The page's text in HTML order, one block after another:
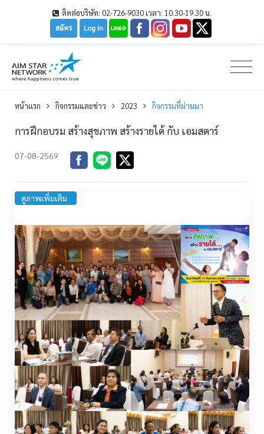
ติดต่อบริษัท: 02-726-9030 เวลา: 10.30-19.30 น.
Log in
สมัคร
หน้าเเรก กิจกรรมและข่าว 2023 กิจกรรมที่ผ่านมา
การฝึกอบรม สร้างสุขภาพ สร้างรายได้ กับ เอมสตาร์
07-08-2569
ดูภาพเพิ่มเติม